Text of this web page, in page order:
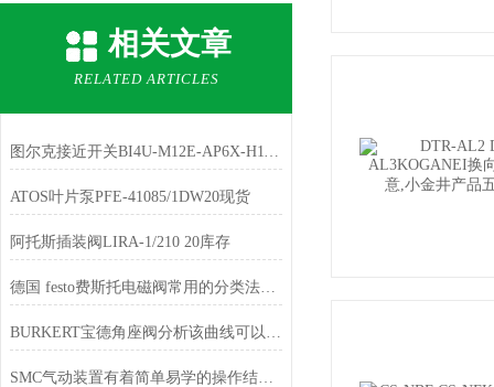
相关文章
RELATED ARTICLES
图尔克接近开关BI4U-M12E-AP6X-H1141天津供应
ATOS叶片泵PFE-41085/1DW20现货
阿托斯插装阀LIRA-1/210 20库存
德国 festo费斯托电磁阀常用的分类法是按结构将调节阀分为九个大类
BURKERT宝德角座阀分析该曲线可以发现当
SMC气动装置有着简单易学的操作结构与维护起来十分方便的特点